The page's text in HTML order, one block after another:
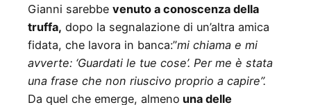
Gianni sarebbe venuto a conoscenza della
truffa, dopo la segnalazione di un’altra amica
fidata, che lavora in banca:”mi chiama e mi
avverte: ‘Guardati le tue cose’. Per me è stata
una frase che non riuscivo proprio a capire”.
Da quel che emerge, almeno una delle